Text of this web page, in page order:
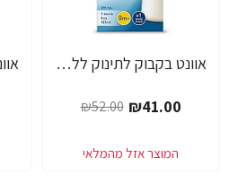
-21% אוונט בקבוק לתינוק ללא טבעת 125 מ"ל (0 חודש+) 1 יחידה - מבית Philips Avent
₪41.00
₪52.00
-21%